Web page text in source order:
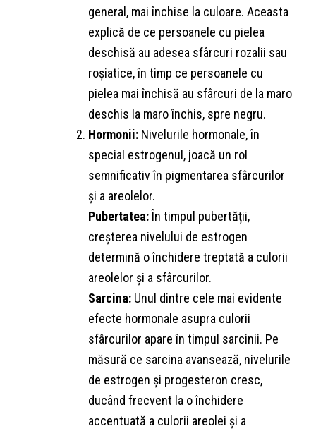
general, mai închise la culoare. Aceasta
explică de ce persoanele cu pielea
deschisă au adesea sfârcuri rozalii sau
roșiatice, în timp ce persoanele cu
pielea mai închisă au sfârcuri de la maro
deschis la maro închis, spre negru.
Hormonii: Nivelurile hormonale, în
special estrogenul, joacă un rol
semnificativ în pigmentarea sfârcurilor
și a areolelor.
Pubertatea: În timpul pubertății,
creșterea nivelului de estrogen
determină o închidere treptată a culorii
areolelor și a sfârcurilor.
Sarcina: Unul dintre cele mai evidente
efecte hormonale asupra culorii
sfârcurilor apare în timpul sarcinii. Pe
măsură ce sarcina avansează, nivelurile
de estrogen și progesteron cresc,
ducând frecvent la o închidere
accentuată a culorii areolei și a